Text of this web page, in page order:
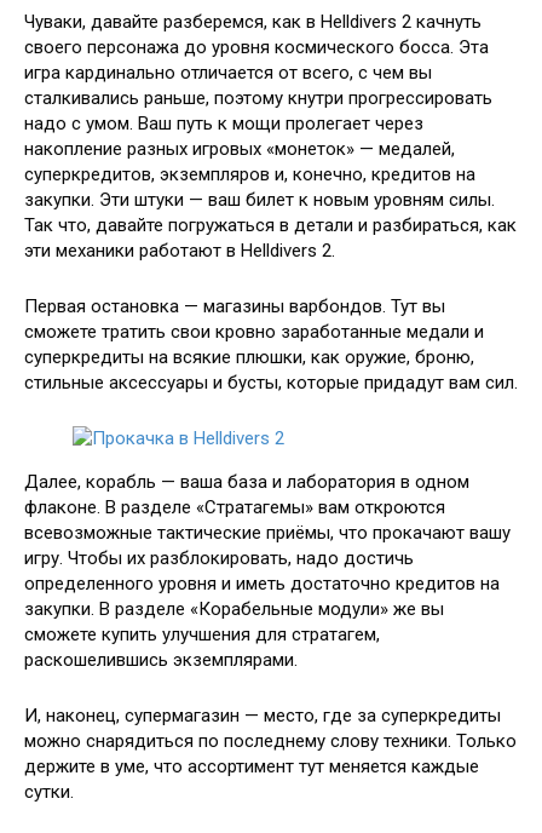
Чуваки, давайте разберемся, как в Helldivers 2 качнуть
своего персонажа до уровня космического босса. Эта
игра кардинально отличается от всего, с чем вы
сталкивались раньше, поэтому кнутри прогрессировать
надо с умом. Ваш путь к мощи пролегает через
накопление разных игровых «монеток» — медалей,
суперкредитов, экземпляров и, конечно, кредитов на
закупки. Эти штуки — ваш билет к новым уровням силы.
Так что, давайте погружаться в детали и разбираться, как
эти механики работают в Helldivers 2.
Первая остановка — магазины варбондов. Тут вы
сможете тратить свои кровно заработанные медали и
суперкредиты на всякие плюшки, как оружие, броню,
стильные аксессуары и бусты, которые придадут вам сил.
Далее, корабль — ваша база и лаборатория в одном
флаконе. В разделе «Стратагемы» вам откроются
всевозможные тактические приёмы, что прокачают вашу
игру. Чтобы их разблокировать, надо достичь
определенного уровня и иметь достаточно кредитов на
закупки. В разделе «Корабельные модули» же вы
сможете купить улучшения для стратагем,
раскошелившись экземплярами.
И, наконец, супермагазин — место, где за суперкредиты
можно снарядиться по последнему слову техники. Только
держите в уме, что ассортимент тут меняется каждые
сутки.